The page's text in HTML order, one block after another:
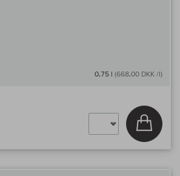
0,75 l (668,00 DKK /l)
Læg i